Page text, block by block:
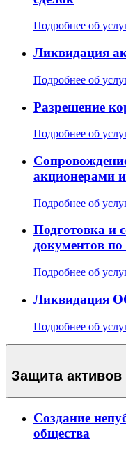
Подробнее об
Ликвидация
Подробнее об
Разрешение
Подробнее об
акционерами
Подробнее об
Подготовка и
документов по
Подробнее об
Ликвидация
Подробнее об
Защита активов
Создание
общества